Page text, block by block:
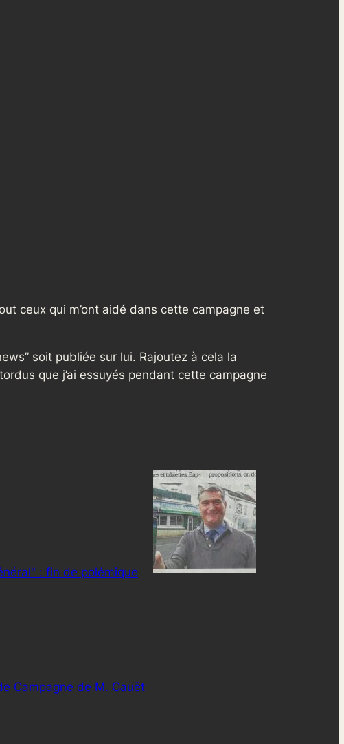
ceux qui m’ont aidé dans cette campagne et
soit publiée sur lui. Rajoutez à cela la
que j’ai essuyés pendant cette campagne
: fin de polémique
Campagne de M. Cauët